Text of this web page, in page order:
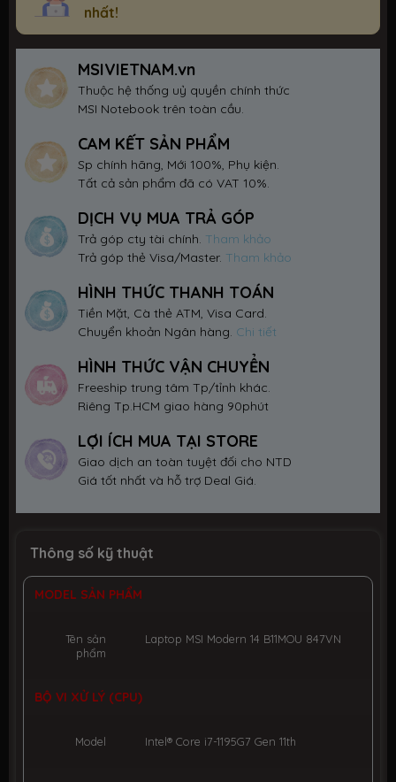
nhất!
MSIVIETNAM.vn
Thuộc hệ thống uỷ quyền chính thức
MSI Notebook trên toàn cầu.
CAM KẾT SẢN PHẨM
Sp chính hãng, Mới 100%, Phụ kiện.
Tất cả sản phẩm đã có VAT 10%.
DỊCH VỤ MUA TRẢ GÓP
Trả góp cty tài chính. Tham khảo
Trả góp thẻ Visa/Master. Tham khảo
HÌNH THỨC THANH TOÁN
Tiền Mặt, Cà thẻ ATM, Visa Card.
Chuyển khoản Ngân hàng. Chi tiết
HÌNH THỨC VẬN CHUYỂN
Freeship trung tâm Tp/tỉnh khác.
Riêng Tp.HCM giao hàng 90phút
LỢI ÍCH MUA TẠI STORE
Giao dịch an toàn tuyệt đối cho NTD
Giá tốt nhất và hỗ trợ Deal Giá.
Thông số kỹ thuật
MODEL SẢN PHẨM
Tên sản
phẩm
Laptop MSI Modern 14 B11MOU 847VN
BỘ VI XỬ LÝ (CPU)
Model Intel® Core i7-1195G7 Gen 11th